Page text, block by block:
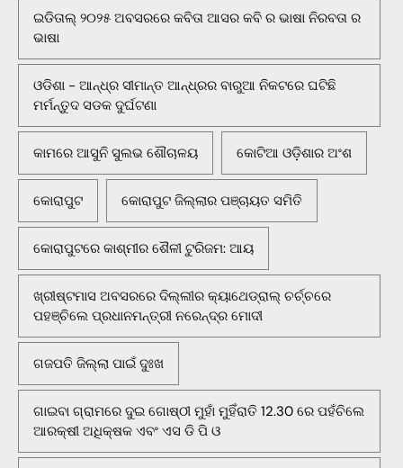
ଇଡିତାଲ୍ ୨୦୨୫ ଅବସରରେ କବିତା ଆସର କବି ର ଭାଷା ନିରବତା ର
ଭାଷା
ଓଡିଶା - ଆନ୍ଧ୍ର ସୀମାନ୍ତ ଆନ୍ଧ୍ରର ବାରୁଆ ନିକଟରେ ଘଟିଛି
ମର୍ମନ୍ତୁଦ ସଡକ ଦୁର୍ଘଟଣା
କାମରେ ଆସୁନି ସୁଲଭ ଶୌଚାଳୟ କୋଟିଆ ଓଡ଼ିଶାର ଅଂଶ
କୋରାପୁଟ କୋରାପୁଟ ଜିଲ୍ଲାର ପଞ୍ଚାୟତ ସମିତି
କୋରାପୁଟରେ କାଶ୍ମୀର ଶୈଳୀ ଟୁରିଜମ: ଆୟ
ଖ୍ରୀଷ୍ଟମାସ ଅବସରରେ ଦିଲ୍ଲୀର କ୍ୟାଥେଡ୍ରାଲ୍ ଚର୍ଚ୍ଚରେ
ପହଞ୍ଚିଲେ ପ୍ରଧାନମନ୍ତ୍ରୀ ନରେନ୍ଦ୍ର ମୋଦୀ
ଗଜପତି ଜିଲ୍ଲା ପାଇଁ ଦୁଃଖ
ଗାଇବା ଗ୍ରାମରେ ଦୁଇ ଗୋଷ୍ଠୀ ମୁହାଁ ମୁହିଁରାତି 12.30 ରେ ପହଁଚିଲେ
ଆରକ୍ଷୀ ଅଧିକ୍ଷକ ଏବଂ ଏସ ଡି ପି ଓ